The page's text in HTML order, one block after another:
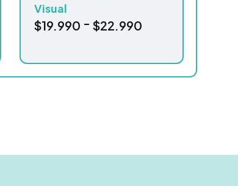
Visual
$19.990 - $22.990